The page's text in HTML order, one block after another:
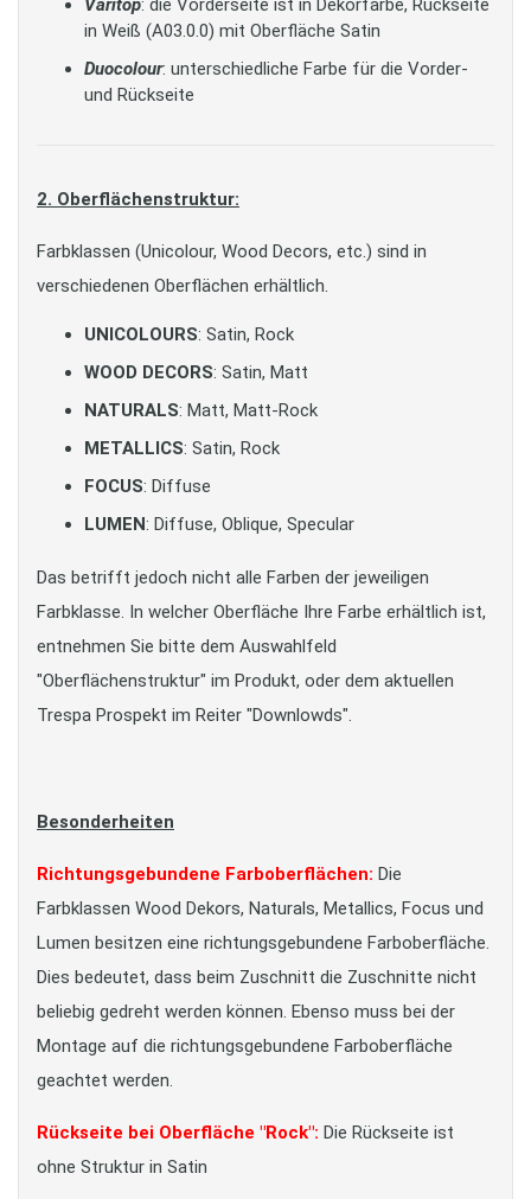
Varitop: die Vorderseite ist in Dekorfarbe, Rückseite
in Weiß (A03.0.0) mit Oberfläche Satin
Duocolour: unterschiedliche Farbe für die Vorder-
und Rückseite
2. Oberflächenstruktur:
Farbklassen (Unicolour, Wood Decors, etc.) sind in
verschiedenen Oberflächen erhältlich.
UNICOLOURS: Satin, Rock
WOOD DECORS: Satin, Matt
NATURALS: Matt, Matt-Rock
METALLICS: Satin, Rock
FOCUS: Diffuse
LUMEN: Diffuse, Oblique, Specular
Das betrifft jedoch nicht alle Farben der jeweiligen
Farbklasse. In welcher Oberfläche Ihre Farbe erhältlich ist,
entnehmen Sie bitte dem Auswahlfeld
"Oberflächenstruktur" im Produkt, oder dem aktuellen
Trespa Prospekt im Reiter "Downlowds".
Besonderheiten
Richtungsgebundene Farboberflächen: Die
Farbklassen Wood Dekors, Naturals, Metallics, Focus und
Lumen besitzen eine richtungsgebundene Farboberfläche.
Dies bedeutet, dass beim Zuschnitt die Zuschnitte nicht
beliebig gedreht werden können. Ebenso muss bei der
Montage auf die richtungsgebundene Farboberfläche
geachtet werden.
Rückseite bei Oberfläche "Rock": Die Rückseite ist
ohne Struktur in Satin